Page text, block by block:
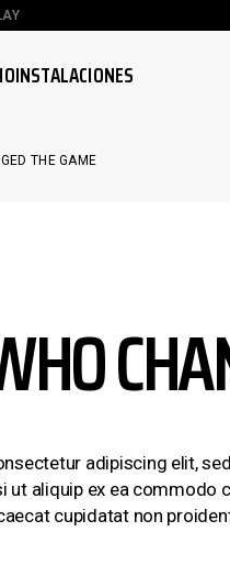
INSTALACIONES
THE GAME
adipiscing elit,
ut aliquip ex ea commodo
cupidatat non